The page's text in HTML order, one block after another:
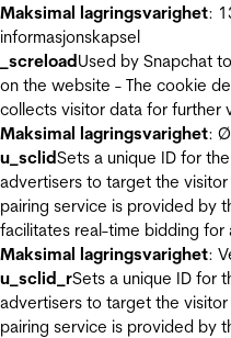
Maksimal lagringsvarighet:
informasjonskapsel
_screloadUsed by Snapchat
on the website - The cookie
collects visitor data for further
Maksimal lagringsvarighet:
u_sclidSets a unique ID for
advertisers to target the
pairing service is provided by
facilitates real-time bidding for
Maksimal lagringsvarighet:
u_sclid_rSets a unique ID for
advertisers to target the
pairing service is provided by